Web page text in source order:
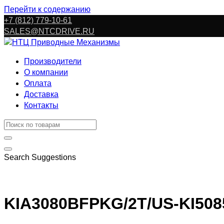
Перейти к содержанию
+7 (812) 779-10-61
SALES@NTCDRIVE.RU
Производители
О компании
Оплата
Доставка
Контакты
Search Suggestions
KIA3080BFPKG/2T/US-